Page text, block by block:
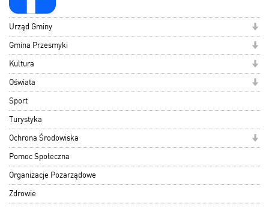
Urząd Gminy
Gmina Przesmyki
Kultura
Oświata
Sport
Turystyka
Ochrona Środowiska
Pomoc Społeczna
Organizacje Pozarządowe
Zdrowie